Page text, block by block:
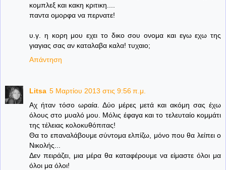
κομπλεξ και κακη κριτικη....
παντα ομορφα να περνατε!
υ.γ. η κορη μου εχει το δικο σου ονομα και εγω εχω της
γιαγιας σας αν καταλαβα καλα! τυχαιο;
Απάντηση
Litsa 5 Μαρτίου 2013 στις 9:56 π.μ.
Αχ ήταν τόσο ωραία. Δύο μέρες μετά και ακόμη σας έχω
όλους στο μυαλό μου. Μόλις έφαγα και το τελευταίο κομμάτι
της τέλειας κολοκυθόπιτας!
Θα το επαναλάβουμε σύντομα ελπίζω, μόνο που θα λείπει ο
Νικολής...
Δεν πειράζει, μια μέρα θα καταφέρουμε να είμαστε όλοι μα
όλοι μα όλοι!